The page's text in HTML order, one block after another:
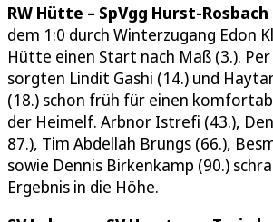
RW Hütte – SpVgg Hurst-Rosbach
dem 1:0 durch Winterzugang Edon
Hütte einen Start nach Maß (3.).
sorgten Lindit Gashi (14.) und
(18.) schon früh für einen
der Heimelf. Arbnor Istrefi (43.),
87.), Tim Abdellah Brungs (66.),
sowie Dennis Birkenkamp (90.)
Ergebnis in die Höhe.